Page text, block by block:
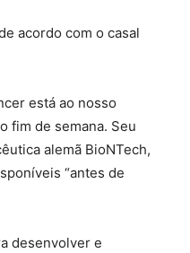
acordo com o casal
está ao nosso
fim de semana. Seu
alemã BioNTech,
“antes de
desenvolver e